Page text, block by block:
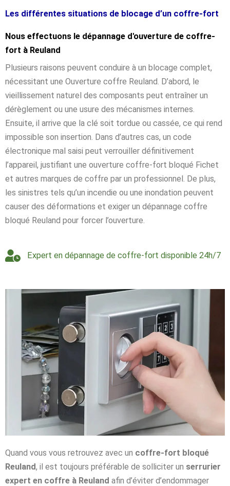
Les différentes situations de blocage d’un coffre-fort
Nous effectuons le dépannage d'ouverture de coffre-
fort à Reuland
Plusieurs raisons peuvent conduire à un blocage complet,
nécessitant une Ouverture coffre Reuland. D’abord, le
vieillissement naturel des composants peut entraîner un
dérèglement ou une usure des mécanismes internes.
Ensuite, il arrive que la clé soit tordue ou cassée, ce qui rend
impossible son insertion. Dans d’autres cas, un code
électronique mal saisi peut verrouiller définitivement
l’appareil, justifiant une ouverture coffre-fort bloqué Fichet
et autres marques de coffre par un professionnel. De plus,
les sinistres tels qu’un incendie ou une inondation peuvent
causer des déformations et exiger un dépannage coffre
bloqué Reuland pour forcer l’ouverture.
Expert en dépannage de coffre-fort disponible 24h/7
Quand vous vous retrouvez avec un coffre-fort bloqué
Reuland, il est toujours préférable de solliciter un serrurier
expert en coffre à Reuland afin d’éviter d’endommager